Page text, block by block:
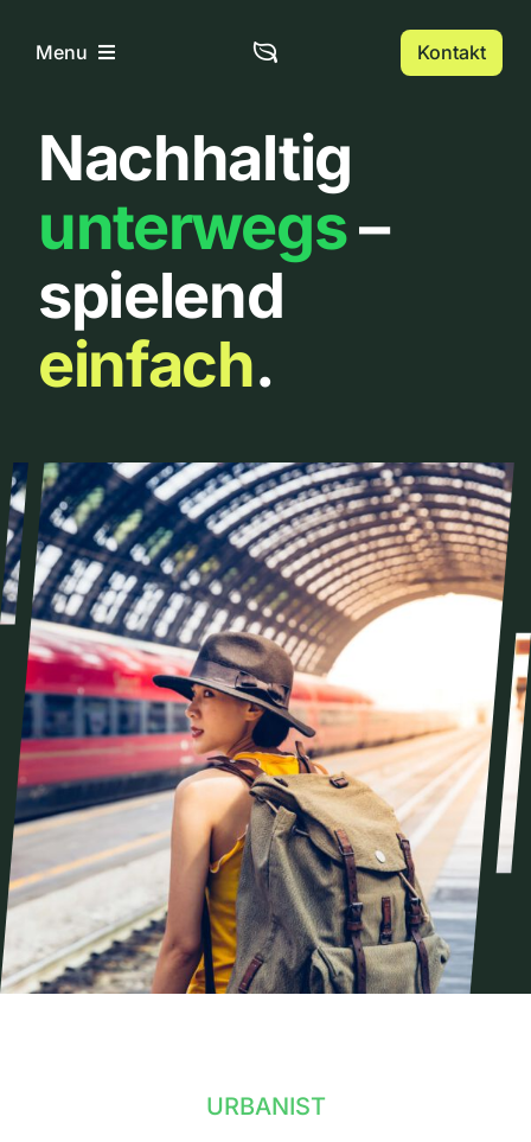
InhaltMenu
Home
Über uns
Urbanlist
Kontakt
Nachhaltig
unterwegs–
spielend
einfach.
URBANIST